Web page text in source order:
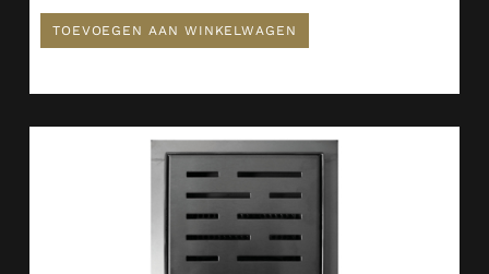
TOEVOEGEN AAN WINKELWAGEN